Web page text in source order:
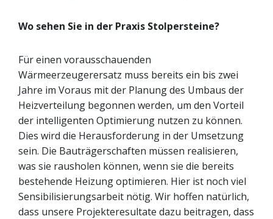
Wo sehen Sie in der Praxis Stolpersteine?
Für einen vorausschauenden
Wärmeerzeugerersatz muss bereits ein bis zwei
Jahre im Voraus mit der Planung des Umbaus der
Heizverteilung begonnen werden, um den Vorteil
der intelligenten Optimierung nutzen zu können.
Dies wird die Herausforderung in der Umsetzung
sein. Die Bauträgerschaften müssen realisieren,
was sie rausholen können, wenn sie die bereits
bestehende Heizung optimieren. Hier ist noch viel
Sensibilisierungsarbeit nötig. Wir hoffen natürlich,
dass unsere Projekteresultate dazu beitragen, dass